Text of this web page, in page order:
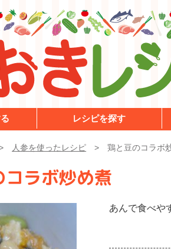
レシピを探す
人参を使ったレシピ 鶏と豆のコラボ
ラボ炒め煮
あんで食べや